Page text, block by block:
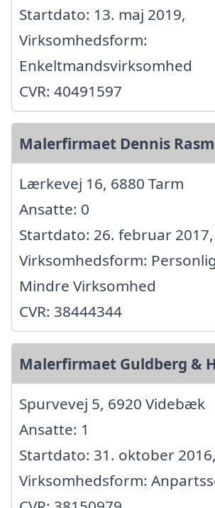
Startdato: 13. maj 2019,
Virksomhedsform:
Enkeltmandsvirksomhed
CVR: 40491597
Malerfirmaet Dennis
Lærkevej 16, 6880 Tarm
Ansatte: 0
Startdato: 26. februar 2017,
Virksomhedsform:
Mindre Virksomhed
CVR: 38444344
Malerfirmaet Guldberg &
Spurvevej 5, 6920 Videbæk
Ansatte: 1
Startdato: 31. oktober 2016,
Virksomhedsform: